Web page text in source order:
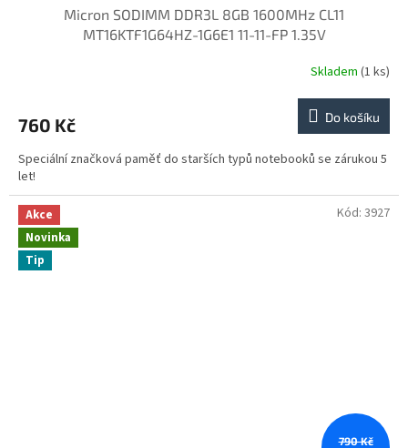
Micron SODIMM DDR3L 8GB 1600MHz CL11
MT16KTF1G64HZ-1G6E1 11-11-FP 1.35V
Skladem (1 ks)
760 Kč Do košíku
Speciální značková paměť do starších typů notebooků se zárukou 5
let!
Akce
Novinka
Tip
790 Kč
Kód: 3927